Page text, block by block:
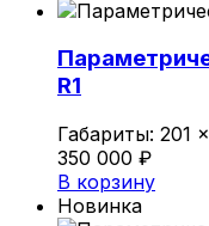
R1
Габариты: 201
350 000 ₽
В корзину
Новинка